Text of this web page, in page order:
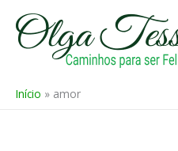
para
Início amor